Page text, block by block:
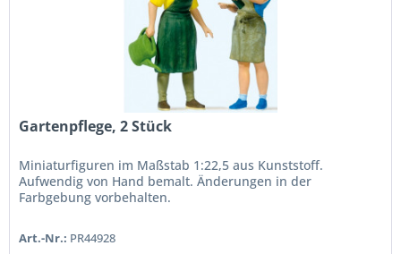
Gartenpflege, 2 Stück
Miniaturfiguren im Maßstab 1:22,5 aus Kunststoff.
Aufwendig von Hand bemalt. Änderungen in der
Farbgebung vorbehalten.
Art.-Nr.: PR44928